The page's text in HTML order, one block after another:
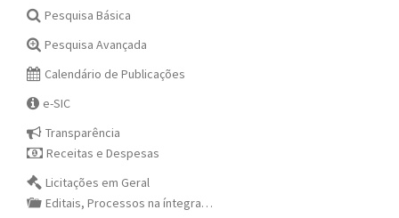
Pesquisa Básica
Pesquisa Avançada
Calendário de Publicações
e-SIC
Transparência
Receitas e Despesas
Licitações em Geral
Editais, Processos na íntegra…